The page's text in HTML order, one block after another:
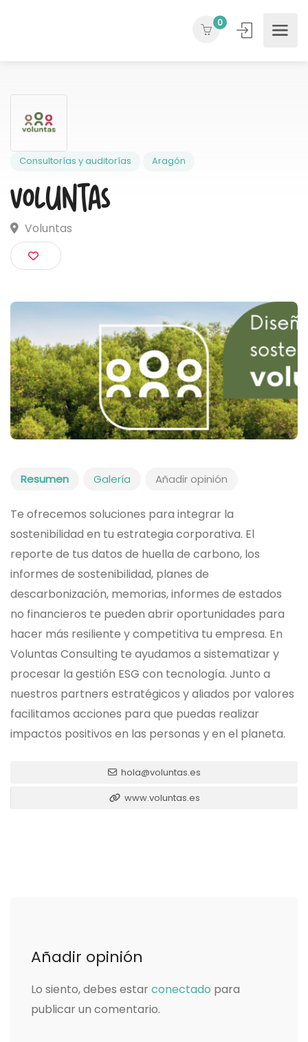
0
Voluntas
Voluntas
Resumen Galería Añadir opinión
Te ofrecemos soluciones para integrar la
sostenibilidad en tu estrategia corporativa. El
reporte de tus datos de huella de carbono, los
informes de sostenibilidad, planes de
descarbonización, memorias, informes de estados
no financieros te pueden abrir oportunidades para
hacer más resiliente y competitiva tu empresa. En
Voluntas Consulting te ayudamos a sistematizar y
procesar la gestión ESG con tecnología. Junto a
nuestros partners estratégicos y aliados por valores
facilitamos acciones para que puedas realizar
impactos positivos en las personas y en el planeta.
hola@voluntas.es
www.voluntas.es
Añadir opinión
Lo siento, debes estar conectado para
publicar un comentario.